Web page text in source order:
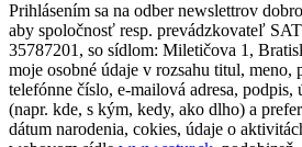
Prihlásením sa na odber newslettrov
aby spoločnosť resp. prevádzkovateľ
35787201, so sídlom: Miletičova 1,
moje osobné údaje v rozsahu titul, meno,
telefónne číslo, e-mailová adresa, podpis,
(napr. kde, s kým, kedy, ako dlho) a
dátum narodenia, cokies, údaje o